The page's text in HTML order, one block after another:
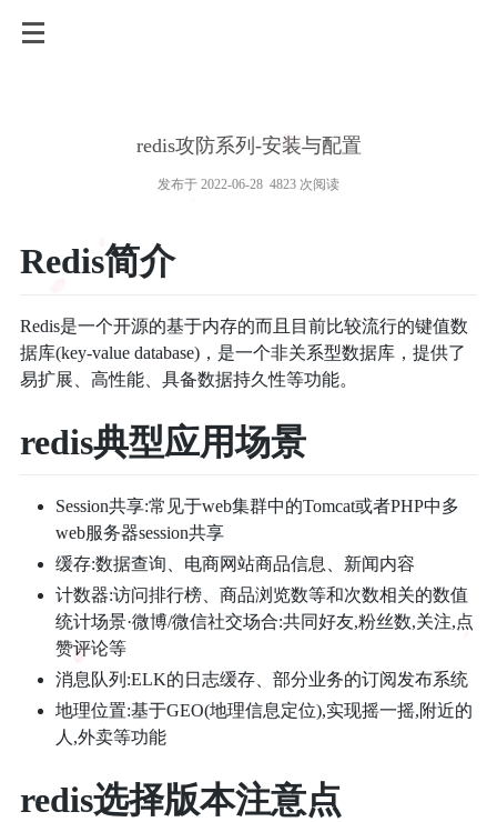
redis攻防系列-安装与配置
发布于 2022-06-28 4823 次阅读
Redis简介
Redis是一个开源的基于内存的而且目前比较流行的键值数
据库(key-value database)，是一个非关系型数据库，提供了
易扩展、高性能、具备数据持久性等功能。
redis典型应用场景
Session共享:常见于web集群中的Tomcat或者PHP中多
web服务器session共享
缓存:数据查询、电商网站商品信息、新闻内容
计数器:访问排行榜、商品浏览数等和次数相关的数值
统计场景·微博/微信社交场合:共同好友,粉丝数,关注,点
赞评论等
消息队列:ELK的日志缓存、部分业务的订阅发布系统
地理位置:基于GEO(地理信息定位),实现摇一摇,附近的
人,外卖等功能
redis选择版本注意点